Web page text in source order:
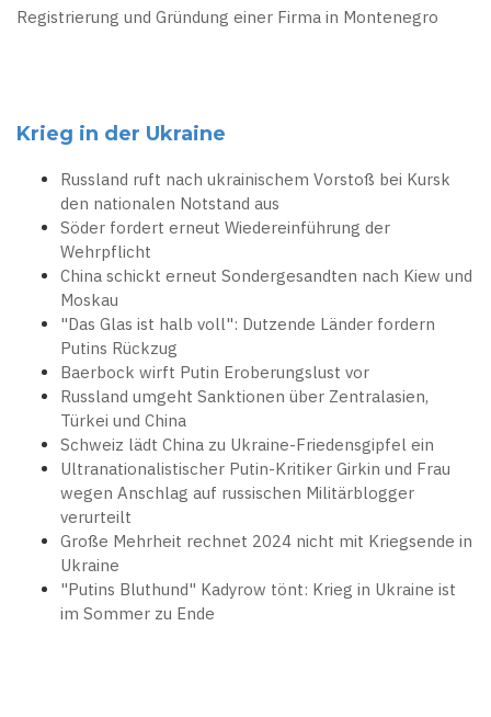
Registrierung und Gründung einer Firma in Montenegro
Krieg in der Ukraine
Russland ruft nach ukrainischem Vorstoß bei Kursk
den nationalen Notstand aus
Söder fordert erneut Wiedereinführung der
Wehrpflicht
China schickt erneut Sondergesandten nach Kiew und
Moskau
"Das Glas ist halb voll": Dutzende Länder fordern
Putins Rückzug
Baerbock wirft Putin Eroberungslust vor
Russland umgeht Sanktionen über Zentralasien,
Türkei und China
Schweiz lädt China zu Ukraine-Friedensgipfel ein
Ultranationalistischer Putin-Kritiker Girkin und Frau
wegen Anschlag auf russischen Militärblogger
verurteilt
Große Mehrheit rechnet 2024 nicht mit Kriegsende in
Ukraine
"Putins Bluthund" Kadyrow tönt: Krieg in Ukraine ist
im Sommer zu Ende